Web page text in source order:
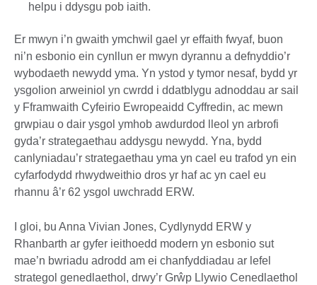
helpu i ddysgu pob iaith.
Er mwyn i’n gwaith ymchwil gael yr effaith fwyaf, buon
ni’n esbonio ein cynllun er mwyn dyrannu a defnyddio’r
wybodaeth newydd yma. Yn ystod y tymor nesaf, bydd yr
ysgolion arweiniol yn cwrdd i ddatblygu adnoddau ar sail
y Fframwaith Cyfeirio Ewropeaidd Cyffredin, ac mewn
grwpiau o dair ysgol ymhob awdurdod lleol yn arbrofi
gyda’r strategaethau addysgu newydd. Yna, bydd
canlyniadau’r strategaethau yma yn cael eu trafod yn ein
cyfarfodydd rhwydweithio dros yr haf ac yn cael eu
rhannu â’r 62 ysgol uwchradd ERW.
I gloi, bu Anna Vivian Jones, Cydlynydd ERW y
Rhanbarth ar gyfer ieithoedd modern yn esbonio sut
mae’n bwriadu adrodd am ei chanfyddiadau ar lefel
strategol genedlaethol, drwy’r Grŵp Llywio Cenedlaethol